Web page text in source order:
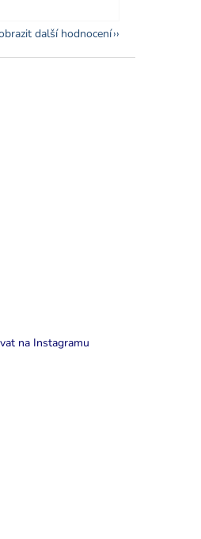
další hodnocení
na Instagramu